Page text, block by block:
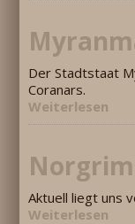
Der Stadtstaat
Coranars.
Weiterlesen
Aktuell liegt uns
Weiterlesen